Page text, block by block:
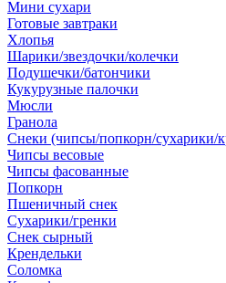
Мини сухари
Готовые завтраки
Хлопья
Шарики/звездочки/колечки
Подушечки/батончики
Кукурузные палочки
Мюсли
Гранола
Снеки (чипсы/попкорн/сухарики/
Чипсы весовые
Чипсы фасованные
Попкорн
Пшеничный снек
Сухарики/гренки
Снек сырный
Крендельки
Соломка